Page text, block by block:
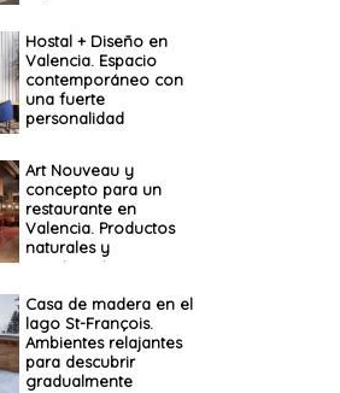
Hostal + Diseño en
Valencia. Espacio
contemporáneo con
una fuerte
personalidad
Art Nouveau y
concepto para un
restaurante en
Valencia. Productos
naturales y
convivencia
Casa de madera en el
lago St-François.
Ambientes relajantes
para descubrir
gradualmente